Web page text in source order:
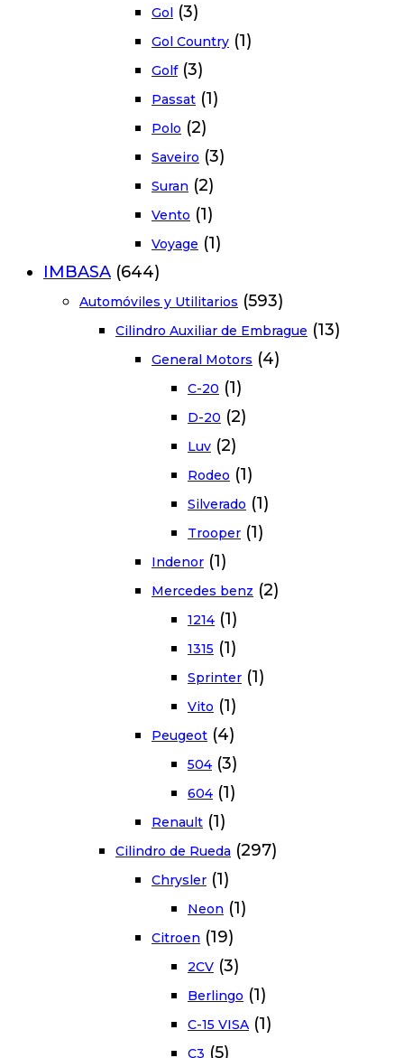
Gol (3)
Gol Country (1)
Golf (3)
Passat (1)
Polo (2)
Saveiro (3)
Suran (2)
Vento (1)
Voyage (1)
IMBASA (644)
Automóviles y Utilitarios (593)
Cilindro Auxiliar de Embrague (13)
General Motors (4)
C-20 (1)
D-20 (2)
Luv (2)
Rodeo (1)
Silverado (1)
Trooper (1)
Indenor (1)
Mercedes benz (2)
1214 (1)
1315 (1)
Sprinter (1)
Vito (1)
Peugeot (4)
504 (3)
604 (1)
Renault (1)
Cilindro de Rueda (297)
Chrysler (1)
Neon (1)
Citroen (19)
2CV (3)
Berlingo (1)
C-15 VISA (1)
C3 (5)